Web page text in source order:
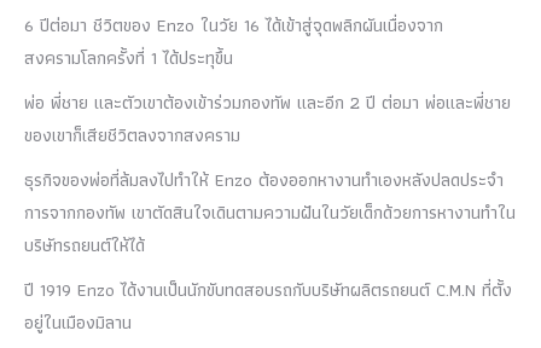
6 ปีต่อมา ชีวิตของ Enzo ในวัย 16 ได้เข้าสู่จุดพลิกผันเนื่องจาก
สงครามโลกครั้งที่ 1 ได้ประทุขึ้น
พ่อ พี่ชาย และตัวเขาต้องเข้าร่วมกองทัพ และอีก 2 ปี ต่อมา พ่อและพี่ชาย
ของเขาก็เสียชีวิตลงจากสงคราม
ธุรกิจของพ่อที่ล้มลงไปทำให้ Enzo ต้องออกหางานทำเองหลังปลดประจำ
การจากกองทัพ เขาตัดสินใจเดินตามความฝันในวัยเด็กด้วยการหางานทำใน
บริษัทรถยนต์ให้ได้
ปี 1919 Enzo ได้งานเป็นนักขับทดสอบรถกับบริษัทผลิตรถยนต์ C.M.N ที่ตั้ง
อยู่ในเมืองมิลาน